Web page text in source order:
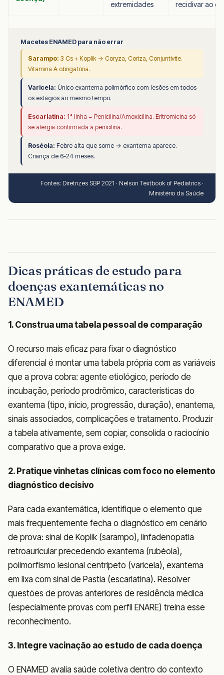
extremidades recidivar ao
Macetes ENAMED para não errar
Sarampo: 3 Cs + Koplik → Coryza, Coriza, Conjuntivite.
Vitamina A obrigatória.
Varicela: Único exantema polimórfico com lesões em todos
os estágios ao mesmo tempo.
Escarlatina: 1ª linha = Penicilina/Amoxicilina. Eritromicina só
se alergia confirmada à penicilina.
Roséola: Febre alta que some → exantema aparece.
Criança de 6-24 meses.
Fontes: Diretrizes SBP 2021 · Nelson Textbook of Pediatrics ·
Ministério da Saúde
Dicas práticas de estudo para
doenças exantemáticas no
ENAMED
1. Construa uma tabela pessoal de comparação
O recurso mais eficaz para fixar o diagnóstico
diferencial é montar uma tabela própria com as variáveis
que a prova cobra: agente etiológico, período de
incubação, período prodrômico, características do
exantema (tipo, início, progressão, duração), enantema,
sinais associados, complicações e tratamento. Produzir
a tabela ativamente, sem copiar, consolida o raciocínio
comparativo que a prova exige.
2. Pratique vinhetas clínicas com foco no elemento
diagnóstico decisivo
Para cada exantemática, identifique o elemento que
mais frequentemente fecha o diagnóstico em cenário
de prova: sinal de Koplik (sarampo), linfadenopatia
retroauricular precedendo exantema (rubéola),
polimorfismo lesional centrípeto (varicela), exantema
em lixa com sinal de Pastia (escarlatina). Resolver
questões de provas anteriores de residência médica
(especialmente provas com perfil ENARE) treina esse
reconhecimento.
3. Integre vacinação ao estudo de cada doença
O ENAMED avalia saúde coletiva dentro do contexto